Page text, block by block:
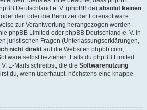
Deutschland e. V. (phpBB.de) absolut keinen
den oder die Benutzer der Forensoftware
zur Verantwortung herangezogen werden
phpBB Limited oder phpBB Deutschland e. V. in
juristischen Fragen (Unterlassungserklärungen,
nicht direkt auf die Websiten phpbb.com,
selbst beziehen. Falls du phpBB Limited
E-Mails schreibst, die die Softwarenutzung
du, wenn überhaupt, höchstens eine knappe